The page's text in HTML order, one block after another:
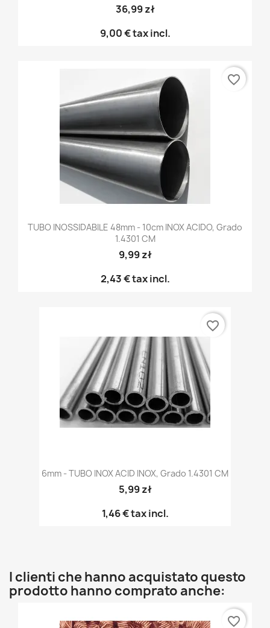
36,99 zł
9,00 €tax incl.
TUBO INOSSIDABILE 48mm - 10cm INOX ACIDO, Grado
1.4301 CM
9,99 zł
2,43 €tax incl.
favorite_border
6mm - TUBO INOX ACID INOX, Grado 1.4301 CM
5,99 zł
1,46 €tax incl.
favorite_border
I clienti che hanno acquistato questo
prodotto hanno comprato anche:
favorite_border